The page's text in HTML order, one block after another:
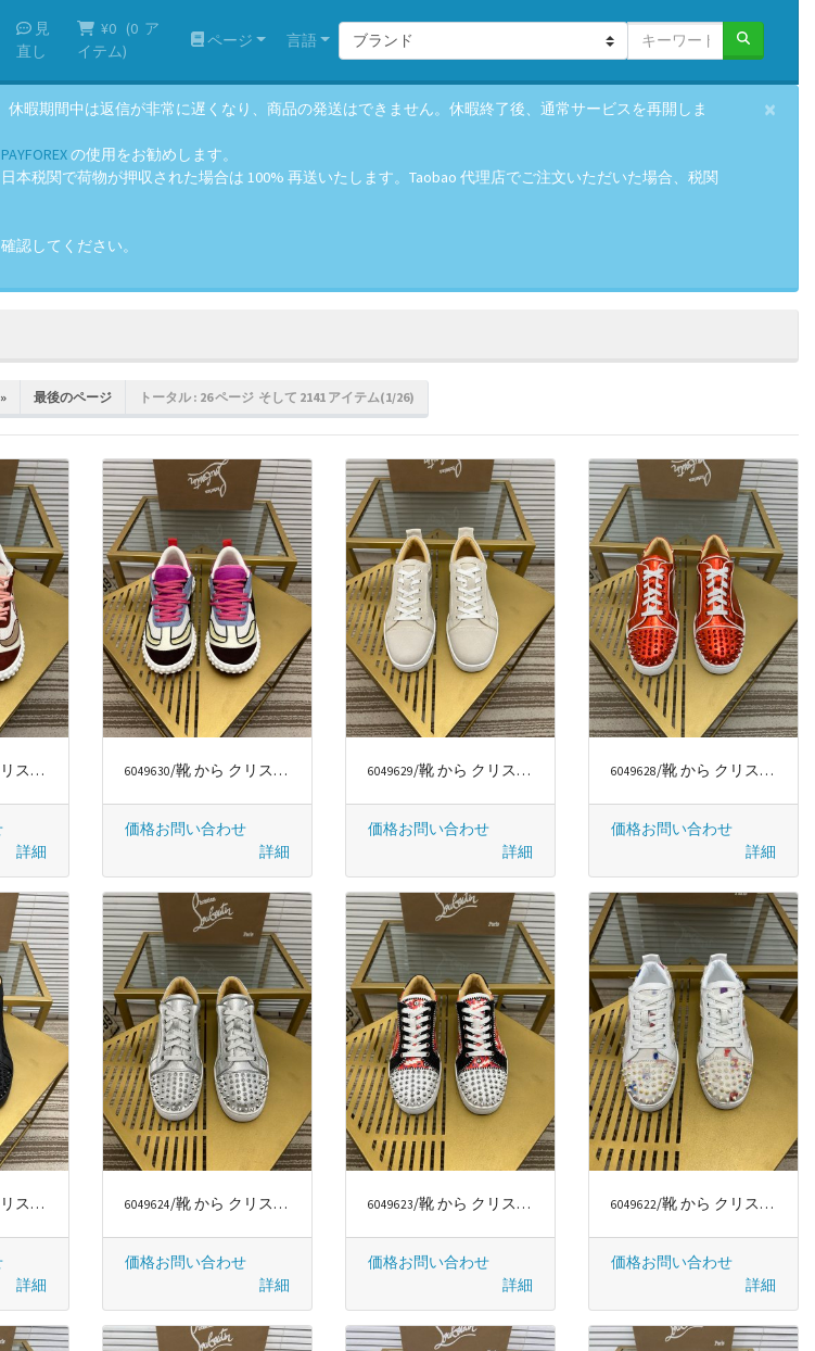
見
直し
¥0 (0 ア
イテム)
ページ 言語
暇期間中は返信が非常に遅くなり、商品の発送はできません。休暇終了後、通常サービスを再開しま
PAYFOREXの使用をお勧めします。
税関で荷物が押収された場合は 100% 再送いたします。Taobao 代理店でご注文いただいた場合、税関
認してください。
×
» 最後のページ トータル : 26 ページ そして 2141 アイテム(1/26)
LOUBOUTIN
詳細
6049630/靴 から クリスチャンルブタン/CHRISTIAN LOUBOUTIN
価格お問い合わせ
詳細
6049629/靴 から クリスチャンルブタン/CHRISTIAN LOUBOUTIN
価格お問い合わせ
詳細
6049628/靴 から クリスチャンルブタン/CHRISTIAN LOUBOUTIN
価格お問い合わせ
詳細
LOUBOUTIN
詳細
6049624/靴 から クリスチャンルブタン/CHRISTIAN LOUBOUTIN
価格お問い合わせ
詳細
6049623/靴 から クリスチャンルブタン/CHRISTIAN LOUBOUTIN
価格お問い合わせ
詳細
6049622/靴 から クリスチャンルブタン/CHRISTIAN LOUBOUTIN
価格お問い合わせ
詳細